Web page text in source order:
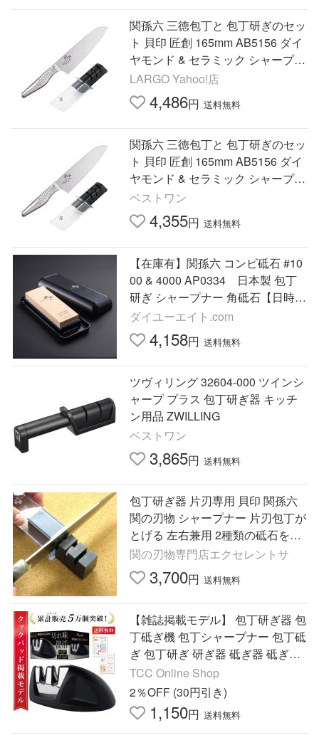
関孫六 三徳包丁と 包丁研ぎのセッ
ト 貝印 匠創 165mm AB5156 ダイ
ヤモンド & セラミック シャープナ
ー AP0308
LARGO Yahoo!店
4,486円 送料無料
関孫六 三徳包丁と 包丁研ぎのセッ
ト 貝印 匠創 165mm AB5156 ダイ
ヤモンド & セラミック シャープナ
ー AP0308
ベストワン
4,355円 送料無料
【在庫有】関孫六 コンビ砥石 #10
00 & 4000 AP0334 日本製 包丁
研ぎ シャープナー 角砥石【日時指
定・代引き不可】
ダイユーエイト.com
4,158円 送料無料
ツヴィリング 32604-000 ツインシ
ャープ プラス 包丁研ぎ器 キッチ
ン用品 ZWILLING
ベストワン
3,865円 送料無料
包丁研ぎ器 片刃専用 貝印 関孫六
関の刃物 シャープナー 片刃包丁が
とげる 左右兼用 2種類の砥石を使
用
関の刃物専門店エクセレントサ
3,700円 送料無料
【雑誌掲載モデル】 包丁研ぎ器 包
丁砥ぎ機 包丁シャープナー 包丁砥
ぎ 包丁研ぎ 研ぎ器 砥ぎ器 砥ぎ機
包丁砥ぎ器 包丁研ぎ機 セラミック
シャープナー 軽量
TCC Online Shop
2％OFF (30円引き)
1,150円 送料無料